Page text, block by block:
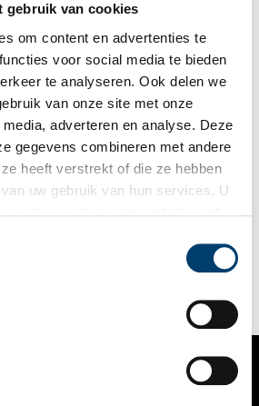
gebruik van cookies
om content en advertenties te
voor social media te bieden
te analyseren. Ook delen we
van onze site met onze
adverteren en analyse. Deze
gegevens combineren met andere
heeft verstrekt of die ze hebben
uw gebruik van hun services. U
Roos op ten Berg
opent deze maand
Het betekent het museale
materiaal porselein, namelijk met